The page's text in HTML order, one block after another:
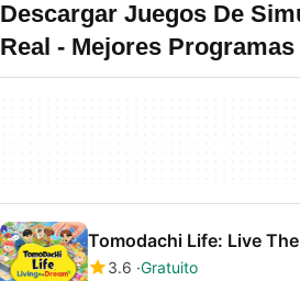
Descargar Juegos De
Real - Mejores
Tomodachi Life: Live
3.6 Gratuito